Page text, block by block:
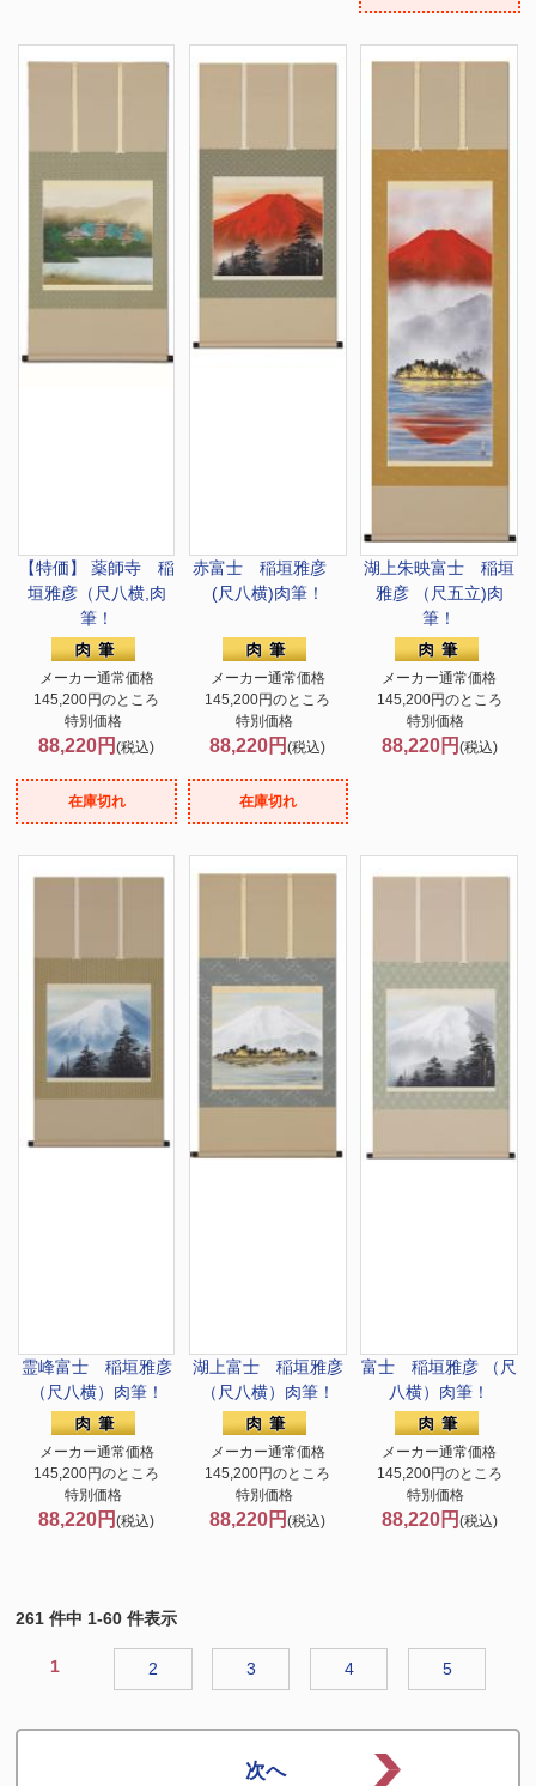
【特価】 薬師寺 稲
垣雅彦（尺八横,肉
筆！
メーカー通常価格
145,200円のところ
特別価格
88,220円(税込)
在庫切れ
赤富士 稲垣雅彦
(尺八横)肉筆！
メーカー通常価格
145,200円のところ
特別価格
88,220円(税込)
在庫切れ
湖上朱映富士 稲垣
雅彦 （尺五立)肉
筆！
メーカー通常価格
145,200円のところ
特別価格
88,220円 (税込)
霊峰富士 稲垣雅彦
（尺八横）肉筆！
メーカー通常価格
145,200円のところ
特別価格
88,220円(税込)
湖上富士 稲垣雅彦
（尺八横）肉筆！
メーカー通常価格
145,200円のところ
特別価格
88,220円(税込)
富士 稲垣雅彦 （尺
八横）肉筆！
メーカー通常価格
145,200円のところ
特別価格
88,220円 (税込)
261 件中 1-60 件表示
1 2 3 4 5